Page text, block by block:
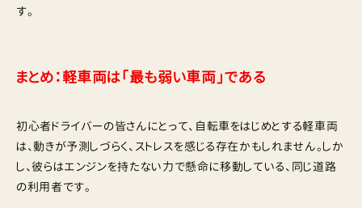
す。
まとめ：軽車両は「最も弱い車両」である
初心者ドライバーの皆さんにとって、自転車をはじめとする軽車両
は、動きが予測しづらく、ストレスを感じる存在かもしれません。しか
し、彼らはエンジンを持たない力で懸命に移動している、同じ道路
の利用者です。